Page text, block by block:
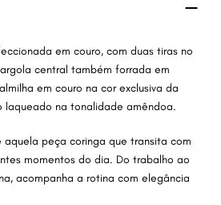
em couro, com duas tiras no
central também forrada em
em couro na cor exclusiva da
laqueado na tonalidade amêndoa.
aquela peça coringa que transita com
momentos do dia. Do trabalho ao
acompanha a rotina com elegância